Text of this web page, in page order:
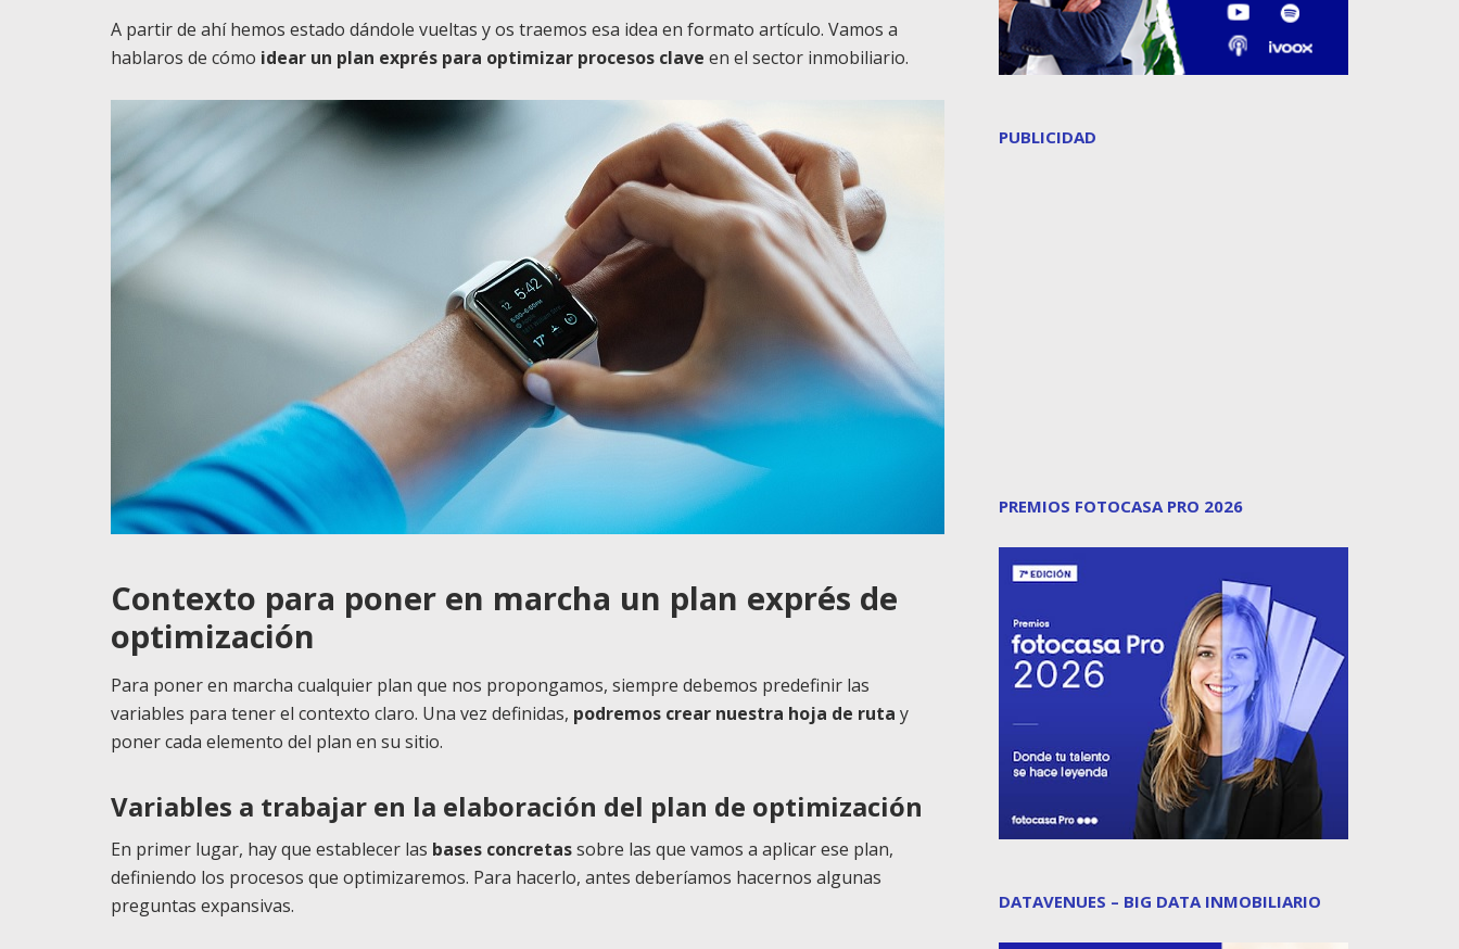
A partir de ahí hemos estado dándole vueltas y os traemos esa idea en formato artículo. Vamos a
hablaros de cómo idear un plan exprés para optimizar procesos clave en el sector inmobiliario.
Contexto para poner en marcha un plan exprés de
optimización
Para poner en marcha cualquier plan que nos propongamos, siempre debemos predefinir las
variables para tener el contexto claro. Una vez definidas, podremos crear nuestra hoja de ruta y
poner cada elemento del plan en su sitio.
Variables a trabajar en la elaboración del plan de optimización
En primer lugar, hay que establecer las bases concretassobre las que vamos a aplicar ese plan,
definiendo los procesos que optimizaremos. Para hacerlo, antes deberíamos hacernos algunas
preguntas expansivas.
PUBLICIDAD
PREMIOS FOTOCASA PRO 2026
DATAVENUES – BIG DATA INMOBILIARIO